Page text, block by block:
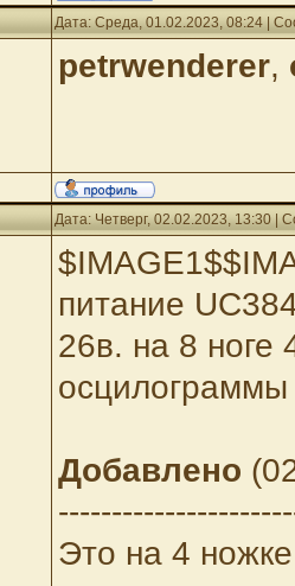
Дата: Среда, 01.02.2023, 08:24 |
petrwenderer,
Дата: Четверг, 02.02.2023, 13:30 |
питание
26в. на 8 ноге
осцилограммы
Добавлено
Это на 4 ножке